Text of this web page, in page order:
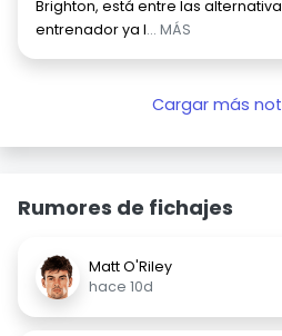
Brighton, está entre las
entrenador ya l... MÁS
Cargar más
Rumores de fichajes
Matt O'Riley
hace 10d